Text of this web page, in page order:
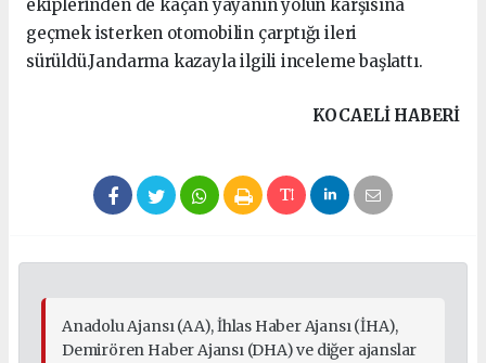
ekiplerinden de kaçan yayanın yolun karşısına
geçmek isterken otomobilin çarptığı ileri
sürüldü.Jandarma kazayla ilgili inceleme başlattı.
KOCAELI HABERİ
Anadolu Ajansı (AA), İhlas Haber Ajansı (İHA),
Demirören Haber Ajansı (DHA) ve diğer ajanslar